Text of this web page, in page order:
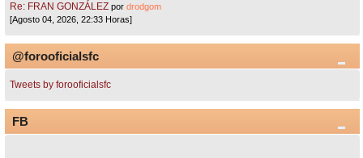
Re: FRAN GONZÁLEZ pordrodgom
[Agosto 04, 2026, 22:33 Horas]
@forooficialsfc
Tweets by forooficialsfc
FB